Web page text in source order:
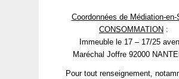
Coordonnées de Médiation-en-
CONSOMMATION :
Immeuble le 17 – 17/25
Maréchal Joffre 92000
Pour tout renseignement,